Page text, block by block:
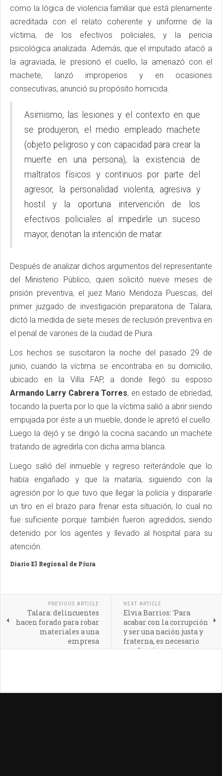
como la lógica de violencia familiar que está plenamente
acreditada con el relato coherente y uniforme de la
víctima, de los efectivos policiales, y la pericia
psicológica analizada. Además, que el imputado atacó a
la agraviada, le presionó el cuello, la amenazó con el
machete, lanzó improperios y en ocasiones
consecutivas, anunció su propósito homicida.
Asimismo, las lesiones y el contexto en que
se produjeron, el medio empleado machete
(objeto peligroso y con capacidad para crear la
muerte en una persona), la existencia de
maltratos físicos y continuos por parte del
agresor, la personalidad violenta, agresiva y
hostil y la oportuna intervención de los
efectivos policiales al impedirle un suceso
mayor, denotan la intención de matar.
Después de analizar dichos argumentos del representante
del Ministerio Público, quien solicitó nueve meses de
prisión preventiva, el juez Mario Mendoza Puescas, del
primer juzgado de investigación preparatoria de Talara,
dictó la medida de siete meses de reclusión preventiva en
el penal de varones de la ciudad de Piura.
Los hechos se suscitaron la noche del pasado 29 de
junio, cuando la víctima se encontraba en su domicilio,
ubicado en la Villa FAP, a donde llegó su esposo
Armando Larry Cabrera Torres, en estado de ebriedad,
tocando la puerta por lo que la víctima salió a abrir siendo
empujada por éste a un mueble, donde le apretó el cuello.
Luego la dejó y se dirigió la cocina sacando un machete
tratando de agredirla con dicha arma blanca.
Luego salió del inmueble y regreso reiterándole que lo
había engañado y que la mataría, siguiendo con la
agresión por lo que tuvo que llegar la policía y dispararle
un tiro en el brazo para frenar esta situación, lo cual no
fue suficiente porque también fueron agredidos, siendo
detenido por los agentes y llevado al hospital para su
atención.
Diario El Regional de Piura
PREVIOUS ARTICLE
Talara: delincuentes
hacen forado para robar
materiales a una
empresa
NEXT ARTICLE
Elvia Barrios: 'Para
acabar con la corrupción
y ser una nación justa y
fraterna, es necesario
que funcionarios